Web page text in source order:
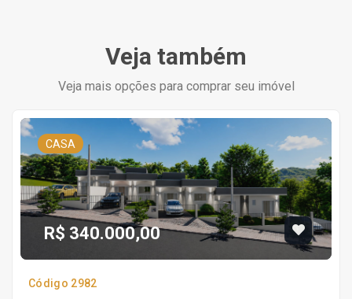
Veja também
Veja mais opções para comprar seu imóvel
CASA
R$ 340.000,00
Código 2982